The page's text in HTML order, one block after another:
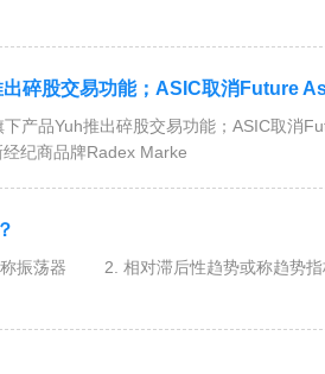
消Future Asset Management International的AFS牌照
产品Yuh推出碎股交易功能；ASIC取消
纪商品牌Radex Marke
振荡器 2. 相对滞后性趋势或称趋势